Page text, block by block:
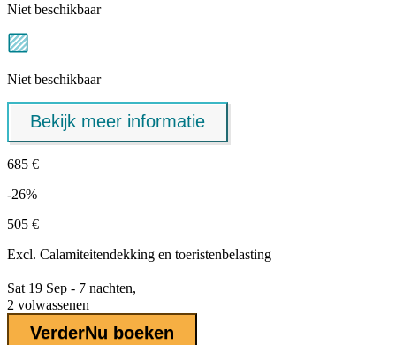
Niet beschikbaar
Niet beschikbaar
Bekijk meer informatie
685 €
-26%
505 €
Excl. Calamiteitendekking en toeristenbelasting
Sat 19 Sep - 7 nachten,
2 volwassenen
VerderNu boeken